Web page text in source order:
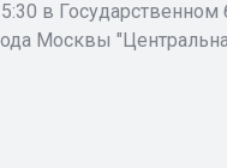
в
Москвы